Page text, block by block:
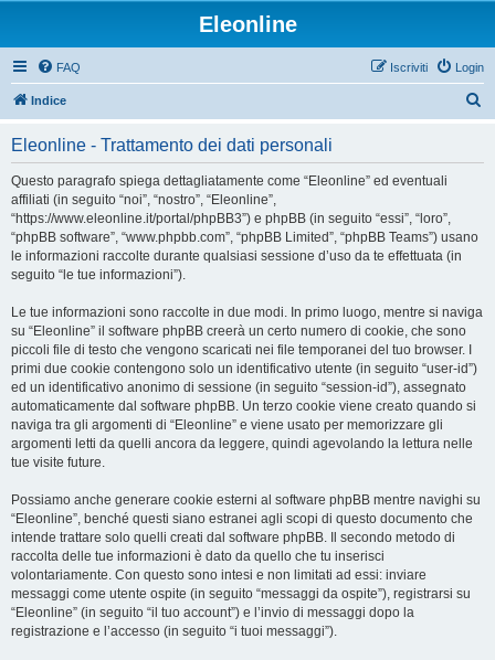
Eleonline
FAQ Login
Iscriviti
Indice
Eleonline - Trattamento dei dati personali
Questo paragrafo spiega dettagliatamente come “Eleonline” ed eventuali
affiliati (in seguito “noi”, “nostro”, “Eleonline”,
“https://www.eleonline.it/portal/phpBB3”) e phpBB (in seguito “essi”, “loro”,
“phpBB software”, “www.phpbb.com”, “phpBB Limited”, “phpBB Teams”) usano
le informazioni raccolte durante qualsiasi sessione d’uso da te effettuata (in
seguito “le tue informazioni”).
Le tue informazioni sono raccolte in due modi. In primo luogo, mentre si naviga
su “Eleonline” il software phpBB creerà un certo numero di cookie, che sono
piccoli file di testo che vengono scaricati nei file temporanei del tuo browser. I
primi due cookie contengono solo un identificativo utente (in seguito “user-id”)
ed un identificativo anonimo di sessione (in seguito “session-id”), assegnato
automaticamente dal software phpBB. Un terzo cookie viene creato quando si
naviga tra gli argomenti di “Eleonline” e viene usato per memorizzare gli
argomenti letti da quelli ancora da leggere, quindi agevolando la lettura nelle
tue visite future.
Possiamo anche generare cookie esterni al software phpBB mentre navighi su
“Eleonline”, benché questi siano estranei agli scopi di questo documento che
intende trattare solo quelli creati dal software phpBB. Il secondo metodo di
raccolta delle tue informazioni è dato da quello che tu inserisci
volontariamente. Con questo sono intesi e non limitati ad essi: inviare
messaggi come utente ospite (in seguito “messaggi da ospite”), registrarsi su
“Eleonline” (in seguito “il tuo account”) e l’invio di messaggi dopo la
registrazione e l’accesso (in seguito “i tuoi messaggi”).